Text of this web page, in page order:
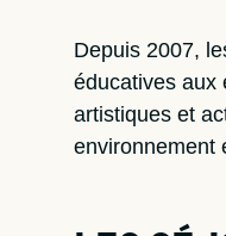
Depuis 2007,
éducatives aux
artistiques et
environnement